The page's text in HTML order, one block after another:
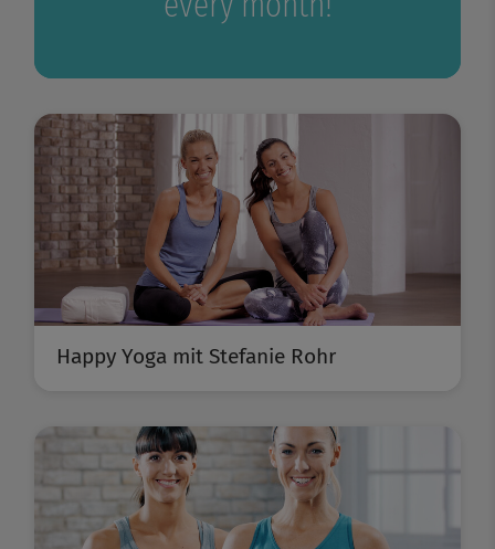
Happy Yoga mit Stefanie Rohr